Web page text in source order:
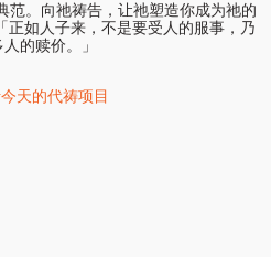
范。向祂祷告，让祂塑造你成为祂的
如人子来，不是要受人的服事，乃
的赎价。」
天的代祷项目